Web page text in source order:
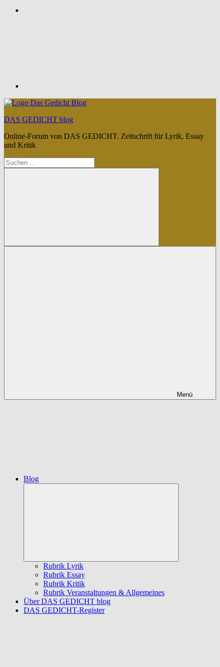
DAS GEDICHT blog
Online-Forum von DAS GEDICHT. Zeitschrift für Lyrik, Essay
und Kritik
Suchen
nach:
Suchen
Menü
Blog
Rubrik Lyrik
Rubrik Essay
Rubrik Kritik
Rubrik Veranstaltungen & Allgemeines
Über DAS GEDICHT blog
DAS GEDICHT-Register